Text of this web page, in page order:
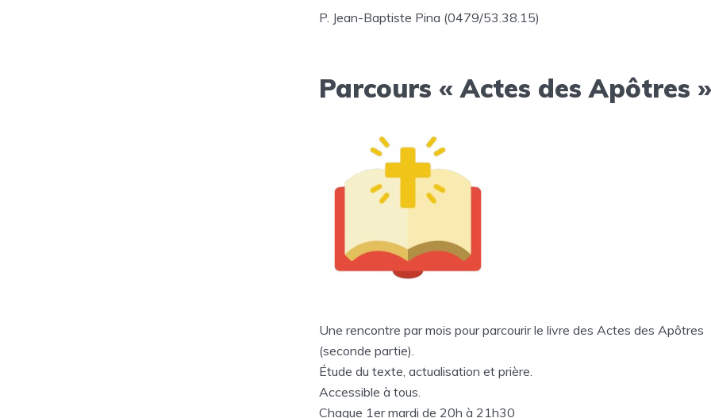
P. Jean-Baptiste Pina (0479/53.38.15)
Parcours « Actes des Apôtres »
Une rencontre par mois pour parcourir le livre des Actes des Apôtres
(seconde partie).
Étude du texte, actualisation et prière.
Accessible à tous.
Chaque 1er mardi de 20h à 21h30